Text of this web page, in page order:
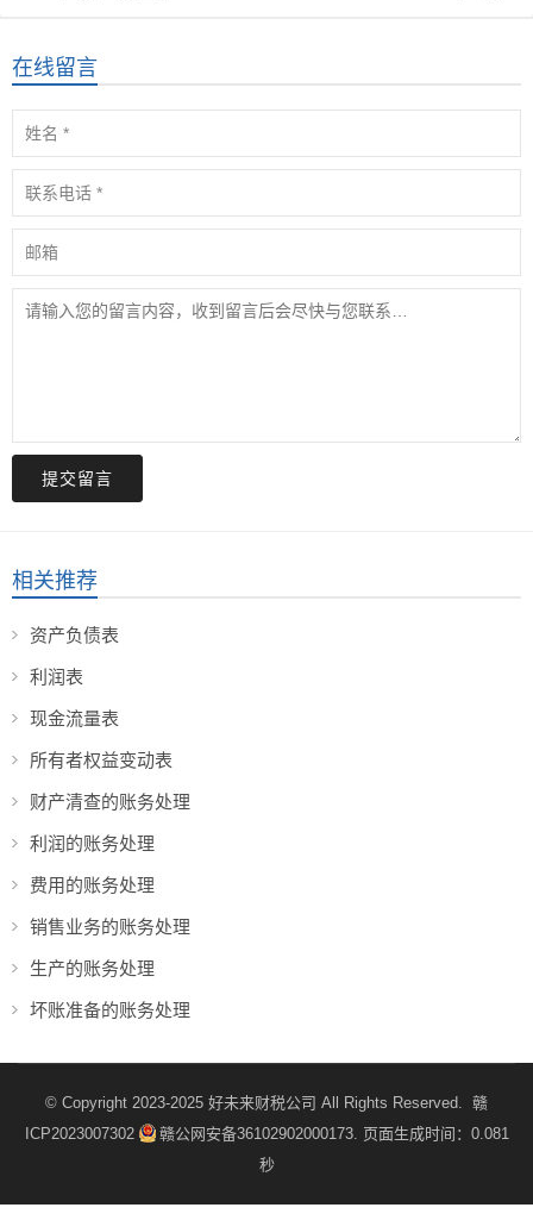
在线留言
提交留言
相关推荐
资产负债表
利润表
现金流量表
所有者权益变动表
财产清查的账务处理
利润的账务处理
费用的账务处理
销售业务的账务处理
生产的账务处理
坏账准备的账务处理
© Copyright 2023-2025 好未来财税公司 All Rights Reserved. 赣
ICP2023007302
赣公网安备36102902000173. 页面生成时间：0.081
秒